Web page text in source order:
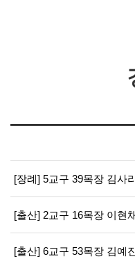
[장례] 5교구 39목장 김사
[출산] 2교구 16목장 이현
[출산] 6교구 53목장 김예